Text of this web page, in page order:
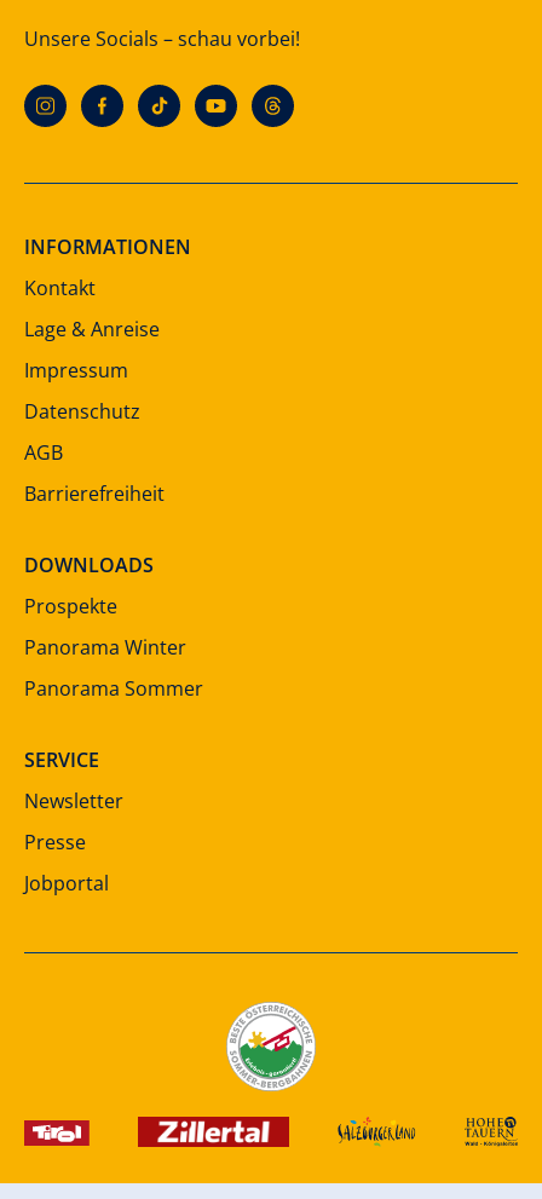
Unsere Socials – schau vorbei!
INFORMATIONEN
Kontakt
Lage & Anreise
Impressum
Datenschutz
AGB
Barrierefreiheit
DOWNLOADS
Prospekte
Panorama Winter
Panorama Sommer
SERVICE
Newsletter
Presse
Jobportal